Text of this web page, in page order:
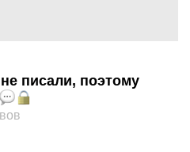
писали, поэтому